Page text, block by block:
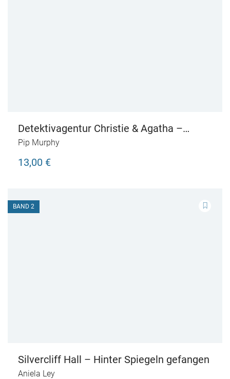
Detektivagentur Christie & Agatha –
Sabotage am Automobil
Pip Murphy
13,00 €
BAND 2
Silvercliff Hall – Hinter Spiegeln gefangen
Aniela Ley